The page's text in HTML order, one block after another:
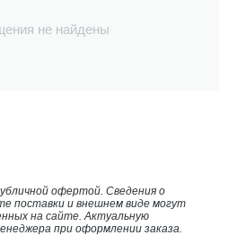
не найдены
офертой. Сведения о
поставки и внешнем виде могут
на сайте. Актуальную
при оформлении заказа.